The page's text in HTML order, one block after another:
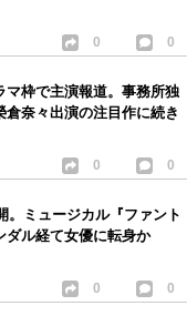
0 0
マ枠で主演報道。事務所独
奈々出演の注目作に続き
0 0
。ミュージカル『ファント
ダル経て女優に転身か
0 0